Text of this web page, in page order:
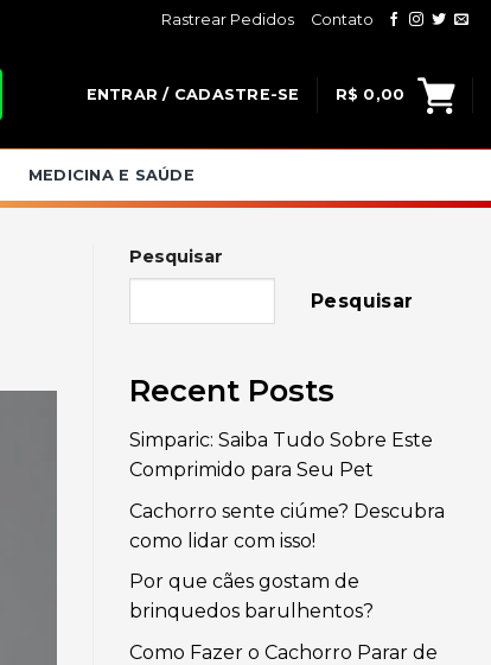
Rastrear Pedidos Contato
ENTRAR / CADASTRE-SE R$ 0,00
MEDICINA E SAÚDE
Pesquisar
Pesquisar
Recent Posts
Simparic: Saiba Tudo Sobre Este
Comprimido para Seu Pet
Cachorro sente ciúme? Descubra
como lidar com isso!
Por que cães gostam de
brinquedos barulhentos?
Como Fazer o Cachorro Parar de